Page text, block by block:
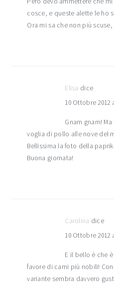
cosce, e queste alette le ho
Ora mi sa che non più scuse,
Elisa dice
10 Ottobre 2012
Gnam gnam!
voglia di pollo alle nove del
Bellissima la foto della
Buona giornata!
Carolina dice
10 Ottobre 2012
E il bello è che
favore di carni più nobili!
variante sembra davvero